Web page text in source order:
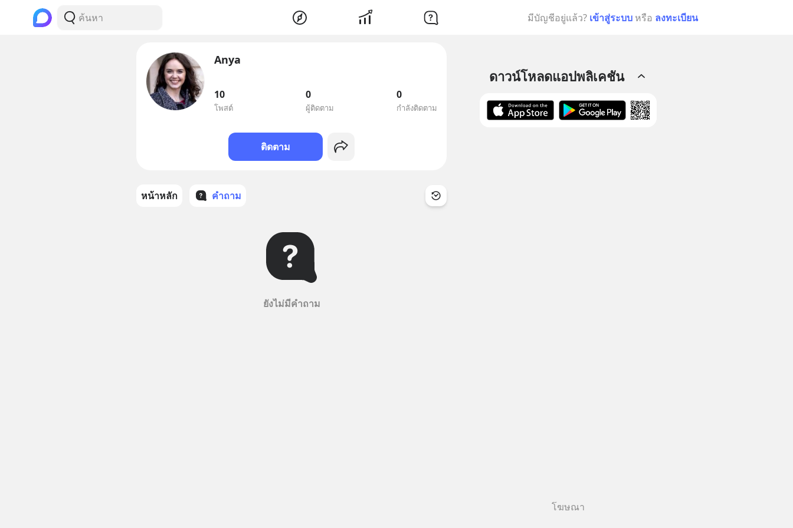
มีบัญชีอยู่แล้ว? เข้าสู่ระบบ หรือ ลงทะเบียน
Anya
10
โพสต์
0
ผู้ติดตาม
0
กำลังติดตาม
ติดตาม
หน้าหลัก คำถาม
ยังไม่มีคำถาม
ดาวน์โหลดแอปพลิเคชัน
โฆษณา